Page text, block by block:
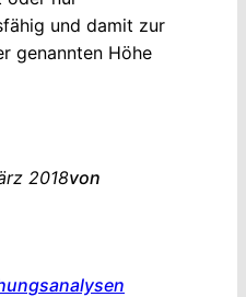
und damit zur
genannten Höhe
2018von